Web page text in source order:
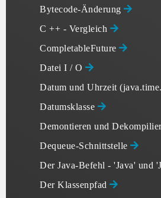
Bytecode-Änderung
C ++ - Vergleich
CompletableFuture
Datei I / O
Datum und Uhrzeit
Datumsklasse
Demontieren und
Dequeue-Schnittstelle
Der Java-Befehl - 'Java' und
Der Klassenpfad